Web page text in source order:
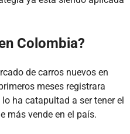
Colombia?
de carros nuevos en
meses registrara
ha catapultad a ser tener el
más vende en el país.